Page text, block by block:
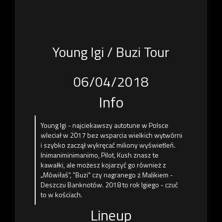
Young Igi / Buzi Tour
06/04/2018
Info
Young Igi - najciekawszy autotune w Polsce
wleciał w 2017 bez wsparcia wielkich wytwórni
i szybko zaczął wykręcać miliony wyświetleń.
Inimaniminimanimo, Pilot, Kush znasz te
kawałki, ale możesz kojarzyć go również z
„Mówiłaś", "Buzi" czy nagranego z Malikiem -
Deszczu Banknotów. 2018 to rok Igiego - czuć
to w kościach.
Lineup